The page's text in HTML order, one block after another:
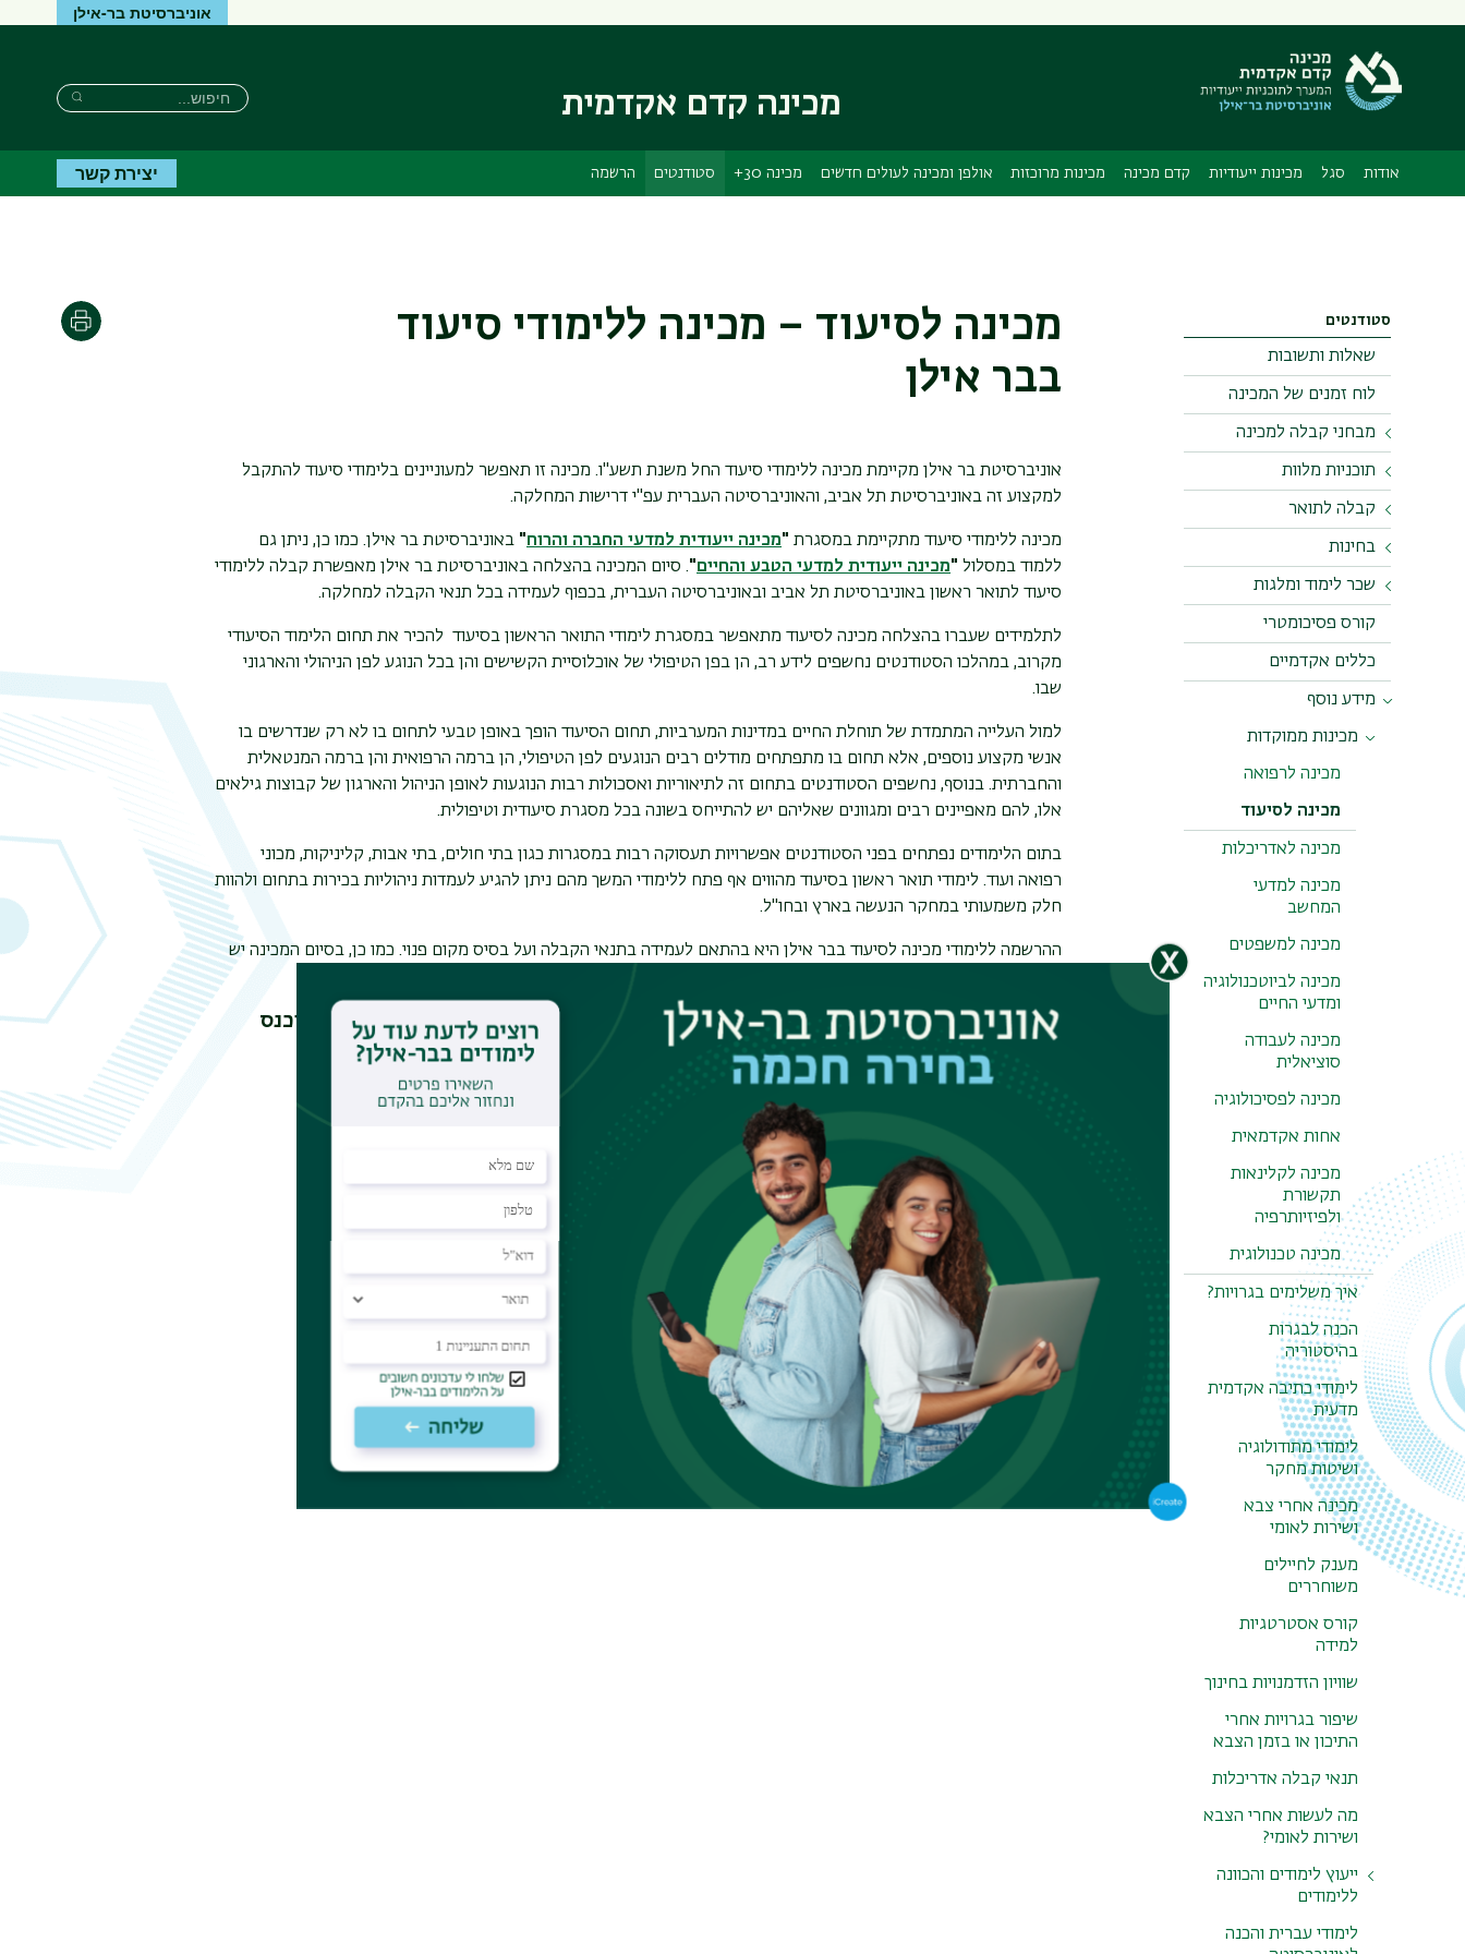
ראשי
תפריט
משני
אוניברסיטת בר-אילן
מכינה קדם אקדמית חיפוש
חיפוש
חיפוש
אודות סגל מכינות ייעודיות קדם מכינה מכינות מרוכזות אולפן ומכינה לעולים חדשים מכינה 30+ סטודנטים הרשמה יצירת קשר
סטודנטים
שאלות ותשובות
לוח זמנים של המכינה
מבחני קבלה למכינה
מבחן מימ"ד
מבחן התאמה
במתמטיקה
חומרי לימוד למבחן
התאמה במתמטיקה
התאמה במתמטיקה
- מדויקים
מבחן יע"ל / יעלנט
בחינת אמירנט
תוכניות מלוות
תוכנית יואל
תוכנית פוירשטיין
קבלה לתואר
איך משוקלל ממוצע
המכינה?
הערכת סיכויי הקבלה
לתואר
בחינת סף במתמטיקה
מרכז לייעוץ לימודים
פטורים
בחינות
לקויות למידה
והתאמות בבחינות
בקשה למועד ג'
שיפור ציון בתום
המכינה
נוהלי בחינות
שכר לימוד ומלגות
מלגות
שכר לימוד
מלגת מלגו: על מלגת
קורס פסיכומטרי
כללים אקדמיים
מידע נוסף
מכינות ממוקדות
מכינה לרפואה
מכינה לסיעוד
מכינה לאדריכלות
מכינה למדעי
המחשב
מכינה למשפטים
מכינה לביוטכנולוגיה
ומדעי החיים
מכינה לעבודה
סוציאלית
מכינה לפסיכולוגיה
אחות אקדמאית
מכינה לקלינאות
תקשורת
ולפיזיותרפיה
מכינה טכנולוגית
איך משלימים בגרויות?
הכנה לבגרות
בהיסטוריה
לימודי כתיבה אקדמית
מדעית
לימודי מתודולוגיה
ושיטות מחקר
מכינה אחרי צבא
ושירות לאומי
מענק לחיילים
משוחררים
קורס אסטרטגיות
למידה
שוויון הזדמנויות בחינוך
שיפור בגרויות אחרי
התיכון או בזמן הצבא
תנאי קבלה אדריכלות
מה לעשות אחרי הצבא
ושירות לאומי?
ייעוץ לימודים והכוונה
ללימודים
הכוונה לחיילים
לימודי עברית והכנה
מכינה לסיעוד – מכינה ללימודי סיעוד
בבר אילן
הדפסה
אוניברסיטת בר אילן מקיימת מכינה ללימודי סיעוד החל משנת תשע"ו. מכינה זו תאפשר למעוניינים בלימודי סיעוד להתקבל
למקצוע זה באוניברסיטת תל אביב, והאוניברסיטה העברית עפ"י דרישות המחלקה.
מכינה ללימודי סיעוד מתקיימת במסגרת "מכינה ייעודית למדעי החברה והרוח" באוניברסיטת בר אילן. כמו כן, ניתן גם
ללמוד במסלול "מכינה ייעודית למדעי הטבע והחיים". סיום המכינה בהצלחה באוניברסיטת בר אילן מאפשרת קבלה ללימודי
סיעוד לתואר ראשון באוניברסיטת תל אביב ובאוניברסיטה העברית, בכפוף לעמידה בכל תנאי הקבלה למחלקה.
לתלמידים שעברו בהצלחה מכינה לסיעוד מתאפשר במסגרת לימודי התואר הראשון בסיעוד להכיר את תחום הלימוד הסיעודי
מקרוב, במהלכו הסטודנטים נחשפים לידע רב, הן בפן הטיפולי של אוכלוסיית הקשישים והן בכל הנוגע לפן הניהולי והארגוני
שבו.
למול העלייה המתמדת של תוחלת החיים במדינות המערביות, תחום הסיעוד הופך באופן טבעי לתחום בו לא רק שנדרשים בו
אנשי מקצוע נוספים, אלא תחום בו מתפתחים מודלים רבים הנוגעים לפן הטיפולי, הן ברמה הרפואית והן ברמה המנטאלית
והחברתית. בנוסף, נחשפים הסטודנטים בתחום זה לתיאוריות ואסכולות רבות הנוגעות לאופן הניהול והארגון של קבוצות גילאים
אלו, להם מאפיינים רבים ומגוונים שאליהם יש להתייחס בשונה בכל מסגרת סיעודית וטיפולית.
בתום הלימודים נפתחים בפני הסטודנטים אפשרויות תעסוקה רבות במסגרות כגון בתי חולים, בתי אבות, קליניקות, מכוני
רפואה ועוד. לימודי תואר ראשון בסיעוד מהווים אף פתח ללימודי המשך מהם ניתן להגיע לעמדות ניהוליות בכירות בתחום ולהוות
חלק משמעותי במחקר הנעשה בארץ ובחו"ל.
ההרשמה ללימודי מכינה לסיעוד בבר אילן היא בהתאם לעמידה בתנאי הקבלה ועל בסיס מקום פנוי. כמו כן, בסיום המכינה יש
ליצירת קשר ולקבלת פרטים נוספים אודות מכינה לסיעוד באוניברסיטת בר אילן ניתן להיכנס
ל עמוד צור קשר או בטלפונים:03-5354079
,
03-5317956